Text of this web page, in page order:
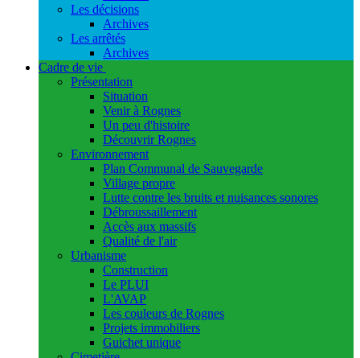
Les décisions
Archives
Les arrêtés
Archives
Cadre de vie
Présentation
Situation
Venir à Rognes
Un peu d'histoire
Découvrir Rognes
Environnement
Plan Communal de Sauvegarde
Village propre
Lutte contre les bruits et nuisances sonores
Débroussaillement
Accès aux massifs
Qualité de l'air
Urbanisme
Construction
Le PLUI
L'AVAP
Les couleurs de Rognes
Projets immobiliers
Guichet unique